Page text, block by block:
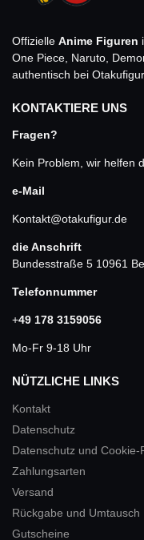
Offizielle Anime Figuren
One Piece, Naruto,
authentisch bei
KONTAKTIERE UNS
Fragen?
Kein Problem, wir helfen
e-Mail
Kontakt@otakufigur.de
die Anschrift
Bundesstraße 5 10961
Telefonnummer
+49 178 3159056
Mo-Fr 9-18 Uhr
NÜTZLICHE LINKS
Kontakt
Datenschutz
Datenschutz und Cookie-
Zahlungsarten
Versand
Rückgabe und Umtausch
Gutscheine